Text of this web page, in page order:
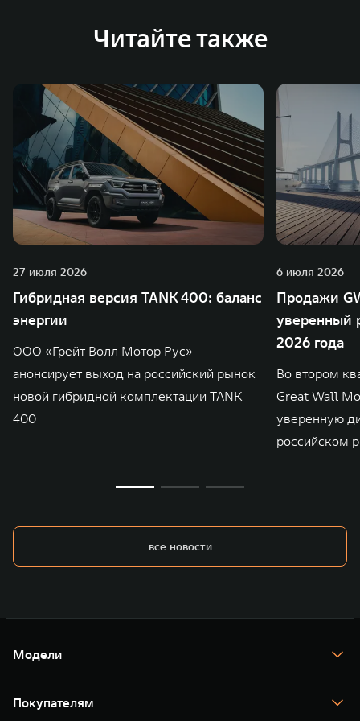
зарубежных – в России, Таиланде, Бразилии и Индии, а
Читайте также
27 июля 2026
Гибридная версия TANK 400: баланс
энергии
ООО «Грейт Волл Мотор Рус»
анонсирует выход на российский рынок
новой гибридной комплектации TANK
400
6 июля 2026
Продажи
уверенный
2026 года
Во втором
Great Wall
уверенную
российском
все новости
Модели
TANK 400
TANK 500
Покупателям